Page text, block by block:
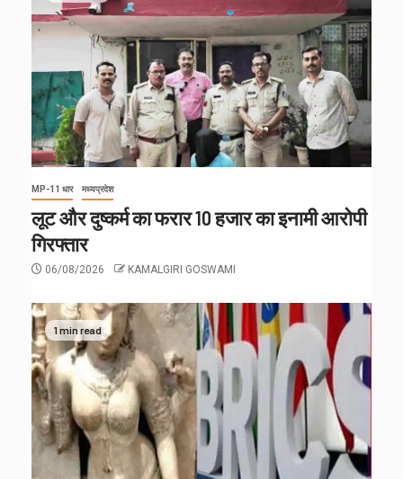
MP-11 धार मध्यप्रदेश
लूट और दुष्कर्म का फरार 10 हजार का इनामी आरोपी
गिरफ्तार
06/08/2026 KAMALGIRI GOSWAMI
1 min read